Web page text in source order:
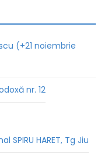
(+21 noiembrie
nr. 12
HARET, Tg Jiu